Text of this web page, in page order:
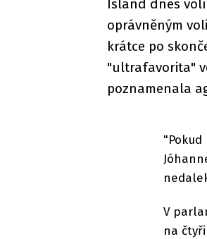
Island dnes volí
oprávněným
krátce po
"ultrafavorita"
poznamenala
V
na